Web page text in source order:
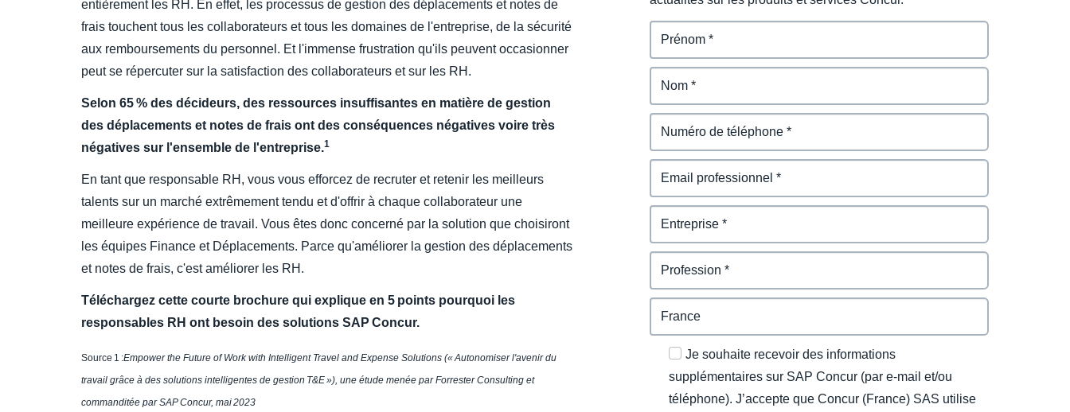
entièrement les RH. En effet, les processus de gestion des déplacements et notes de
frais touchent tous les collaborateurs et tous les domaines de l'entreprise, de la sécurité
aux remboursements du personnel. Et l'immense frustration qu'ils peuvent occasionner
peut se répercuter sur la satisfaction des collaborateurs et sur les RH.
Selon 65 % des décideurs, des ressources insuffisantes en matière de gestion
des déplacements et notes de frais ont des conséquences négatives voire très
négatives sur l'ensemble de l'entreprise.1
En tant que responsable RH, vous vous efforcez de recruter et retenir les meilleurs
talents sur un marché extrêmement tendu et d'offrir à chaque collaborateur une
meilleure expérience de travail. Vous êtes donc concerné par la solution que choisiront
les équipes Finance et Déplacements. Parce qu'améliorer la gestion des déplacements
et notes de frais, c'est améliorer les RH.
Téléchargez cette courte brochure qui explique en 5 points pourquoi les
responsables RH ont besoin des solutions SAP Concur.
Source 1 :Empower the Future of Work with Intelligent Travel and Expense Solutions (« Autonomiser l'avenir du
travail grâce à des solutions intelligentes de gestion T&E »), une étude menée par Forrester Consulting et
commanditée par SAP Concur, mai 2023
Je souhaite recevoir des informations
supplémentaires sur SAP Concur (par e-mail et/ou
téléphone). J’accepte que Concur (France) SAS utilise